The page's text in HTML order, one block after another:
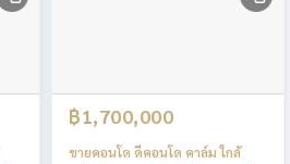
฿1,700,000
ขายคอนโด ดีคอนโด คาล์ม ใกล้